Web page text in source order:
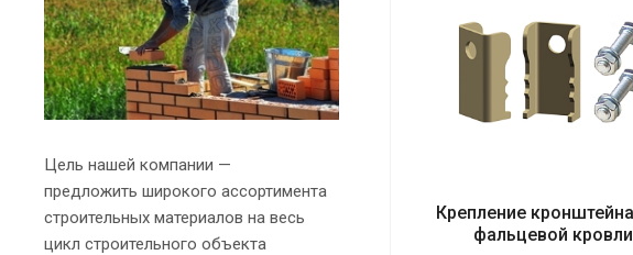
Крепление
фальцевой кровли
Цель нашей компании —
предложить широкого ассортимента
строительных материалов на весь
цикл строительного объекта